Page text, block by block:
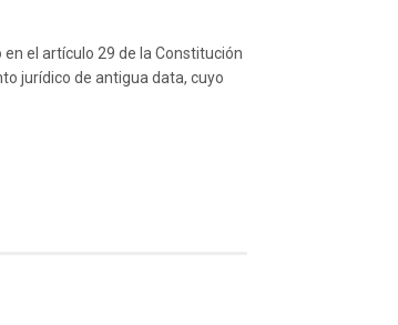
el artículo 29 de la Constitución
jurídico de antigua data, cuyo